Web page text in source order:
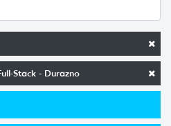
Stack - Durazno